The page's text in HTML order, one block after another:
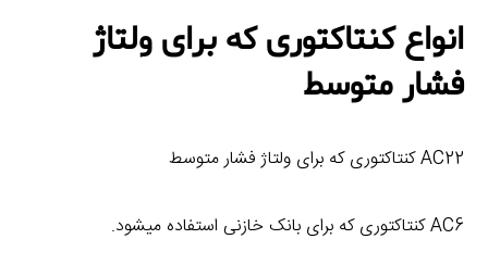
انواع کنتاکتوری که برای ولتاژ
فشار متوسط
AC22 کنتاکتوری که برای ولتاژ فشار متوسط
AC6 کنتاکتوری که برای بانک خازنی استفاده میشود.